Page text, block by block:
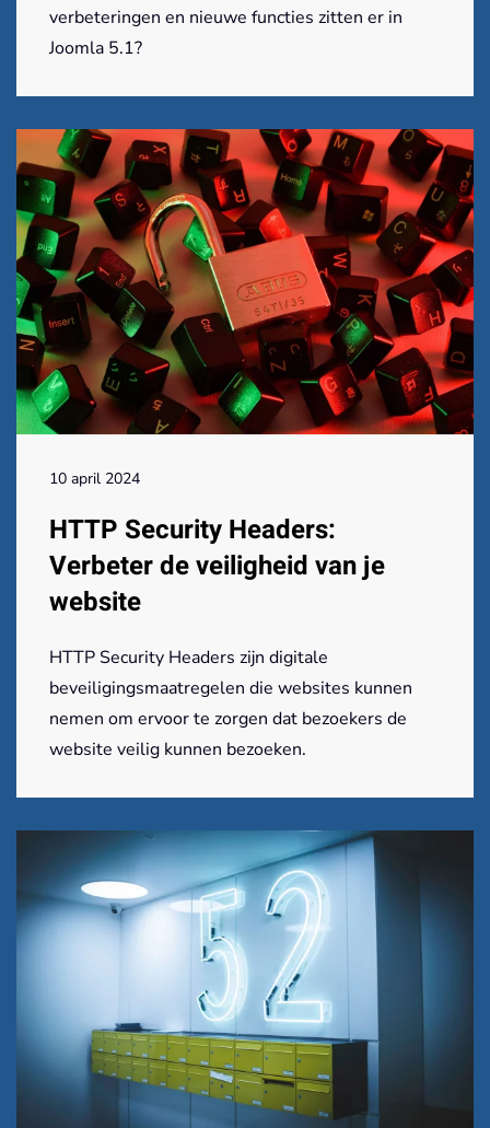
verbeteringen en nieuwe functies zitten er in
Joomla 5.1?
10 april 2024
HTTP Security Headers:
Verbeter de veiligheid van je
website
HTTP Security Headers zijn digitale
beveiligingsmaatregelen die websites kunnen
nemen om ervoor te zorgen dat bezoekers de
website veilig kunnen bezoeken.